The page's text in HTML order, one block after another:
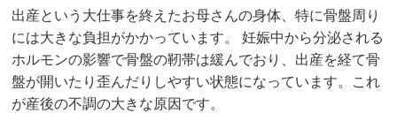
出産という大仕事を終えたお母さんの身体、特に骨盤周り
には大きな負担がかかっています。 妊娠中から分泌される
ホルモンの影響で骨盤の靭帯は緩んでおり、出産を経て骨
盤が開いたり歪んだりしやすい状態になっています。これ
が産後の不調の大きな原因です。